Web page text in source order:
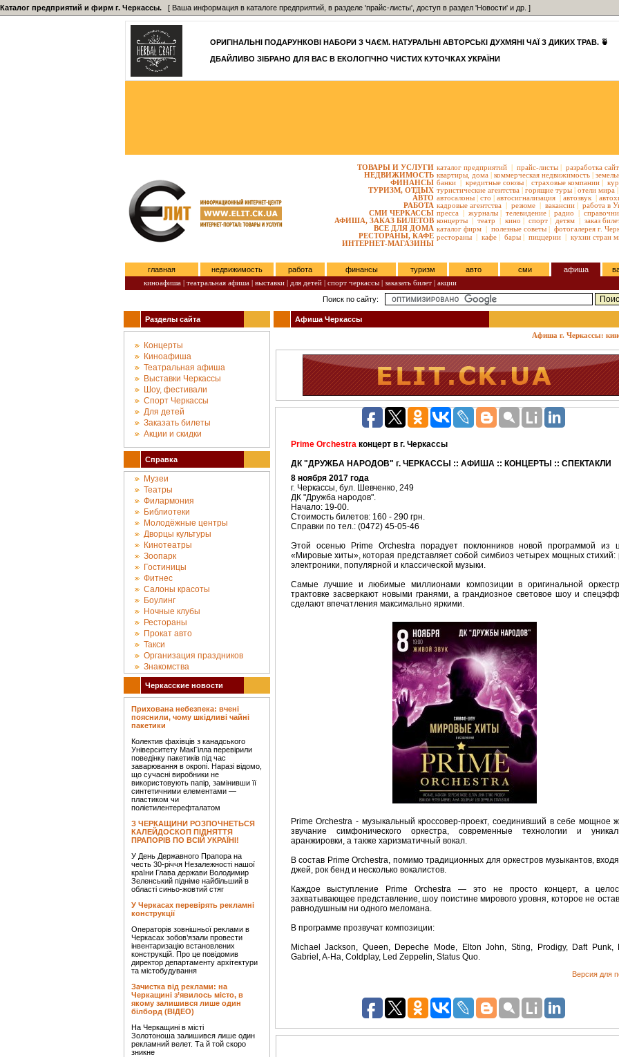
Каталог предприятий и фирм г. Черкассы. [ Ваша информация в каталоге предприятий, в разделе 'прайс-листы', доступ в раздел 'Новости' и др. ]
ОРИГІНАЛЬНІ ПОДАРУНКОВІ НАБОРИ З ЧАЄМ. НАТУРАЛЬНІ АВТОРСЬКІ ДУХМЯНІ ЧАЇ З ДИКИХ ТРАВ. 🍵
ДБАЙЛИВО ЗІБРАНО ДЛЯ ВАС В ЕКОЛОГІЧНО ЧИСТИХ КУТОЧКАХ УКРАЇНИ
ТОВАРЫ И УСЛУГИ
НЕДВИЖИМОСТЬ
ФИНАНСЫ
ТУРИЗМ, ОТДЫХ
АВТО
РАБОТА
СМИ ЧЕРКАССЫ
АФИША, ЗАКАЗ БИЛЕТОВ
ВСЕ ДЛЯ ДОМА
РЕСТОРАНЫ, КАФЕ
ИНТЕРНЕТ-МАГАЗИНЫ
каталог предприятий | прайс-листы | разработка
квартиры, дома | коммерческая недвижимость |
банки | кредитные союзы | страховые компании |
туристические агентства | горящие туры | отели мира |
автосалоны | сто | автосигнализация | автозвук |
кадровые агентства | резюме | вакансии | работа в
пресса | журналы | телевидение | радио |
концерты | театр | кино | спорт | детям | заказ
каталог фирм | полезные советы | фотогалерея г.
рестораны | кафе | бары | пиццерии | кухни стран
главная недвижимость работа финансы туризм авто сми афиша
киноафиша | театральная афиша | выставки | для детей | спорт черкассы | заказать билет | акции
Поиск по сайту:
Разделы сайта
Концерты
Киноафиша
Театральная афиша
Выставки Черкассы
Шоу, фестивали
Спорт Черкассы
Для детей
Заказать билеты
Акции и скидки
Справка
Музеи
Театры
Филармония
Библиотеки
Молодёжные центры
Дворцы культуры
Кинотеатры
Зоопарк
Гостиницы
Фитнес
Салоны красоты
Боулинг
Ночные клубы
Рестораны
Прокат авто
Такси
Организация праздников
Знакомства
Черкасские новости
Прихована небезпека: вчені
пояснили, чому шкідливі чайні
пакетики
Колектив фахівців з канадського
Університету МакГілла перевірили
поведінку пакетиків під час
заварювання в окропі. Наразі відомо,
що сучасні виробники не
використовують папір, замінивши її
синтетичними елементами —
пластиком чи
поліетилентерефталатом
З ЧЕРКАЩИНИ РОЗПОЧНЕТЬСЯ
КАЛЕЙДОСКОП ПІДНЯТТЯ
ПРАПОРІВ ПО ВСІЙ УКРАЇНІ!
У День Державного Прапора на
честь 30-річчя Незалежності нашої
країни Глава держави Володимир
Зеленський підніме найбільший в
області синьо-жовтий стяг
У Черкасах перевірять рекламні
конструкції
Операторів зовнішньої реклами в
Черкасах зобов’язали провести
інвентаризацію встановлених
конструкцій. Про це повідомив
директор департаменту архітектури
та містобудування
Зачистка від реклами: на
Черкащині з’явилось місто, в
якому залишився лише один
білборд (ВІДЕО)
На Черкащині в місті
Золотоноша залишився лише один
рекламний велет. Та й той скоро
зникне
Афиша Черкассы
Афиша г. Черкассы: кино,
Prime Orchestra концерт в г. Черкассы
ДК "ДРУЖБА НАРОДОВ" г. ЧЕРКАССЫ :: АФИША :: КОНЦЕРТЫ :: СПЕКТАКЛИ
8 ноября 2017 года
г. Черкассы, бул. Шевченко, 249
ДК "Дружба народов".
Начало: 19-00.
Стоимость билетов: 160 - 290 грн.
Справки по тел.: (0472) 45-05-46
Этой осенью Prime Orchestra порадует поклонников новой программой из
«Мировые хиты», которая представляет собой симбиоз четырех мощных стихий:
электроники, популярной и классической музыки.
Самые лучшие и любимые миллионами композиции в оригинальной
трактовке засверкают новыми гранями, а грандиозное световое шоу и
сделают впечатления максимально яркими.
Prime Orchestra - музыкальный кроссовер-проект, соединивший в себе мощное
звучание симфонического оркестра, современные технологии и
аранжировки, а также харизматичный вокал.
В состав Prime Orchestra, помимо традиционных для оркестров музыкантов,
джей, рок бенд и несколько вокалистов.
Каждое выступление Prime Orchestra — это не просто концерт, а
захватывающее представление, шоу поистине мирового уровня, которое не
равнодушным ни одного меломана.
В программе прозвучат композиции:
Michael Jackson, Queen, Depeche Mode, Elton John, Sting, Prodigy, Daft Punk,
Gabriel, A-Ha, Coldplay, Led Zeppelin, Status Quo.
Версия для